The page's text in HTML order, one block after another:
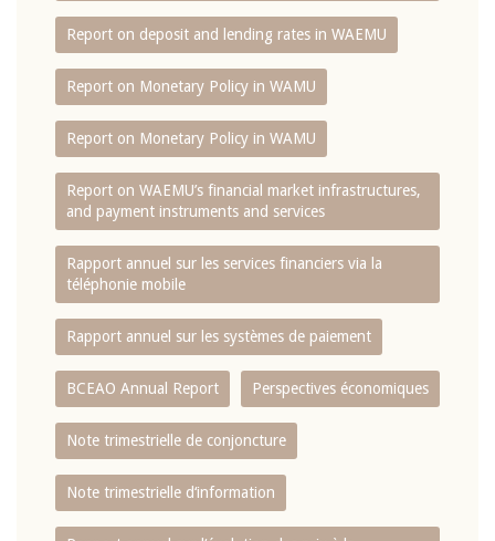
Report on deposit and lending rates in WAEMU
Report on Monetary Policy in WAMU
Report on Monetary Policy in WAMU
Report on WAEMU’s financial market infrastructures,
and payment instruments and services
Rapport annuel sur les services financiers via la
téléphonie mobile
Rapport annuel sur les systèmes de paiement
BCEAO Annual Report Perspectives économiques
Note trimestrielle de conjoncture
Note trimestrielle d‘information